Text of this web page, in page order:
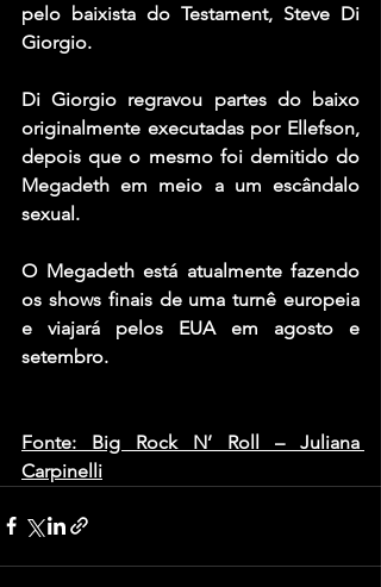
pelo baixista do Testament, Steve Di
Giorgio.
Di Giorgio regravou partes do baixo
originalmente executadas por Ellefson,
depois que o mesmo foi demitido do
Megadeth em meio a um escândalo
sexual.
O Megadeth está atualmente fazendo
os shows finais de uma turnê europeia
e viajará pelos EUA em agosto e
setembro.
Fonte: Big Rock N’ Roll – Juliana
Carpinelli